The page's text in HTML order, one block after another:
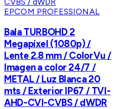
EPCOM PROFESSIONAL
Bala TURBOHD 2
Megapíxel (1080p) /
Lente 2.8 mm / ColorVu /
Imagen a color 24/7 /
METAL / Luz Blanca 20
mts / Exterior IP67 / TVI-
AHD-CVI-CVBS / dWDR